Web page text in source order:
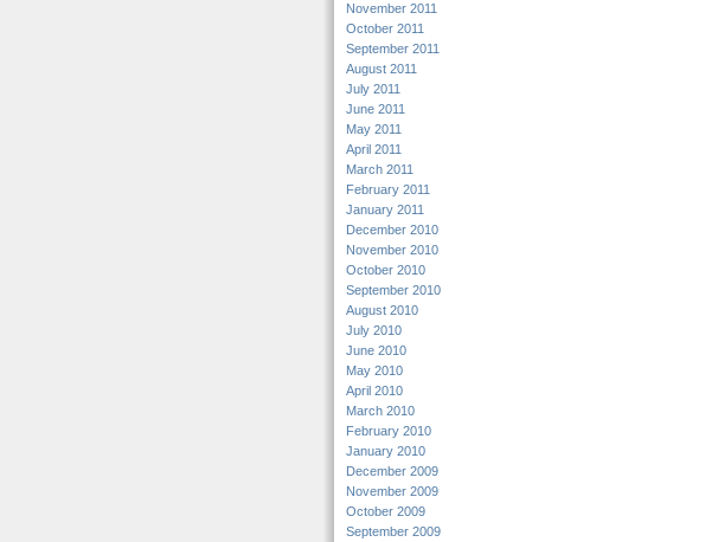
November 2011
October 2011
September 2011
August 2011
July 2011
June 2011
May 2011
April 2011
March 2011
February 2011
January 2011
December 2010
November 2010
October 2010
September 2010
August 2010
July 2010
June 2010
May 2010
April 2010
March 2010
February 2010
January 2010
December 2009
November 2009
October 2009
September 2009